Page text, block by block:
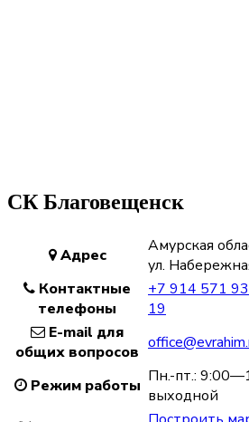
СК Благовещенск
Адрес
Амурская
ул.
Контактные
телефоны
+7 914 571
19
E-mail для
общих вопросов
Режим работы Пн.-пт.:
выходной